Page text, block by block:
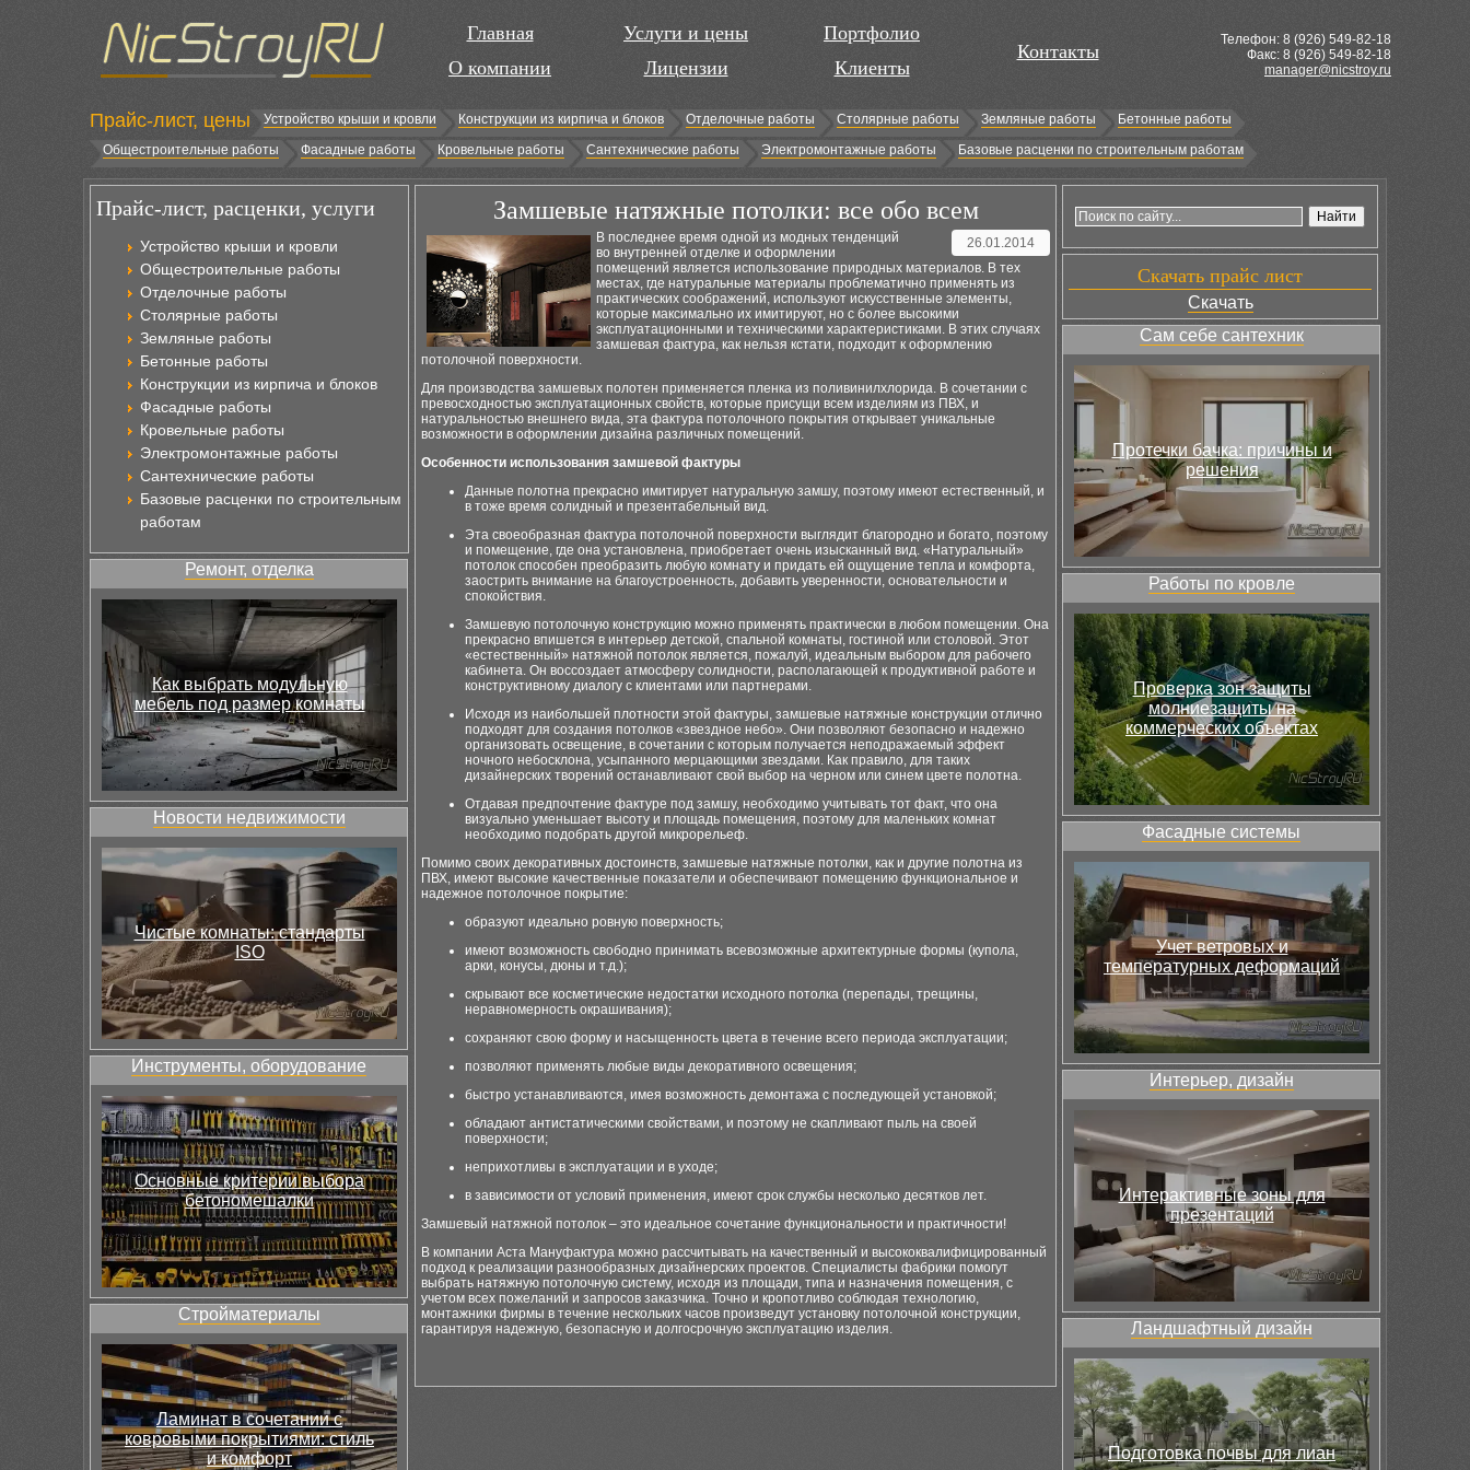
Главная
О компании
Услуги и цены
Лицензии
Портфолио
Клиенты
Контакты
Телефон: 8 (926) 549-82-18
Факс: 8 (926) 549-82-18
manager@nicstroy.ru
Прайс-лист, цены Устройство крыши и кровли Конструкции из кирпича и блоков Отделочные работы Столярные работы Земляные работы
Бетонные работы
Общестроительные работы
Фасадные работы Кровельные работы Сантехнические работы Электромонтажные работы Базовые расценки по строительным работам
Прайс-лист, расценки, услуги
Устройство крыши и кровли
Общестроительные работы
Отделочные работы
Столярные работы
Земляные работы
Бетонные работы
Конструкции из кирпича и блоков
Фасадные работы
Кровельные работы
Электромонтажные работы
Сантехнические работы
Базовые расценки по строительным
работам
Ремонт, отделка
Как выбрать модульную
мебель под размер комнаты
Новости недвижимости
Чистые комнаты: стандарты
ISO
Инструменты, оборудование
Основные критерии выбора
бетономешалки
Стройматериалы
Ламинат в сочетании с
ковровыми покрытиями: стиль
и комфорт
Замшевые натяжные потолки: все обо всем
26.01.2014
В последнее время одной из модных тенденций
во внутренней отделке и оформлении
помещений является использование природных материалов. В тех
местах, где натуральные материалы проблематично применять из
практических соображений, используют искусственные элементы,
которые максимально их имитируют, но с более высокими
эксплуатационными и техническими характеристиками. В этих случаях
замшевая фактура, как нельзя кстати, подходит к оформлению
потолочной поверхности.
Для производства замшевых полотен применяется пленка из поливинилхлорида. В сочетании с
превосходностью эксплуатационных свойств, которые присущи всем изделиям из ПВХ, и
натуральностью внешнего вида, эта фактура потолочного покрытия открывает уникальные
возможности в оформлении дизайна различных помещений.
Особенности использования замшевой фактуры
Данные полотна прекрасно имитирует натуральную замшу, поэтому имеют естественный, и
в тоже время солидный и презентабельный вид.
Эта своеобразная фактура потолочной поверхности выглядит благородно и богато, поэтому
и помещение, где она установлена, приобретает очень изысканный вид. «Натуральный»
потолок способен преобразить любую комнату и придать ей ощущение тепла и комфорта,
заострить внимание на благоустроенность, добавить уверенности, основательности и
спокойствия.
Замшевую потолочную конструкцию можно применять практически в любом помещении. Она
прекрасно впишется в интерьер детской, спальной комнаты, гостиной или столовой. Этот
«естественный» натяжной потолок является, пожалуй, идеальным выбором для рабочего
кабинета. Он воссоздает атмосферу солидности, располагающей к продуктивной работе и
конструктивному диалогу с клиентами или партнерами.
Исходя из наибольшей плотности этой фактуры, замшевые натяжные конструкции отлично
подходят для создания потолков «звездное небо». Они позволяют безопасно и надежно
организовать освещение, в сочетании с которым получается неподражаемый эффект
ночного небосклона, усыпанного мерцающими звездами. Как правило, для таких
дизайнерских творений останавливают свой выбор на черном или синем цвете полотна.
Отдавая предпочтение фактуре под замшу, необходимо учитывать тот факт, что она
визуально уменьшает высоту и площадь помещения, поэтому для маленьких комнат
необходимо подобрать другой микрорельеф.
Помимо своих декоративных достоинств, замшевые натяжные потолки, как и другие полотна из
ПВХ, имеют высокие качественные показатели и обеспечивают помещению функциональное и
надежное потолочное покрытие:
образуют идеально ровную поверхность;
имеют возможность свободно принимать всевозможные архитектурные формы (купола,
арки, конусы, дюны и т.д.);
скрывают все косметические недостатки исходного потолка (перепады, трещины,
неравномерность окрашивания);
сохраняют свою форму и насыщенность цвета в течение всего периода эксплуатации;
позволяют применять любые виды декоративного освещения;
быстро устанавливаются, имея возможность демонтажа с последующей установкой;
обладают антистатическими свойствами, и поэтому не скапливают пыль на своей
поверхности;
неприхотливы в эксплуатации и в уходе;
в зависимости от условий применения, имеют срок службы несколько десятков лет.
Замшевый натяжной потолок – это идеальное сочетание функциональности и практичности!
В компании Аста Мануфактура можно рассчитывать на качественный и высококвалифицированный
подход к реализации разнообразных дизайнерских проектов. Специалисты фабрики помогут
выбрать натяжную потолочную систему, исходя из площади, типа и назначения помещения, с
учетом всех пожеланий и запросов заказчика. Точно и кропотливо соблюдая технологию,
монтажники фирмы в течение нескольких часов произведут установку потолочной конструкции,
гарантируя надежную, безопасную и долгосрочную эксплуатацию изделия.
Скачать прайс лист
Скачать
Сам себе сантехник
Протечки бачка: причины и
решения
Работы по кровле
Проверка зон защиты
молниезащиты на
коммерческих объектах
Фасадные системы
Учет ветровых и
температурных деформаций
Интерьер, дизайн
Интерактивные зоны для
презентаций
Ландшафтный дизайн
Подготовка почвы для лиан